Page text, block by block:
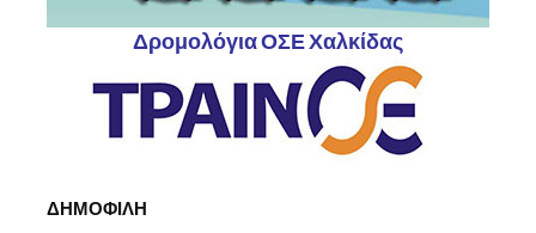
Δρομολόγια ΟΣΕ Χαλκίδας
ΔΗΜΟΦΙΛΗ